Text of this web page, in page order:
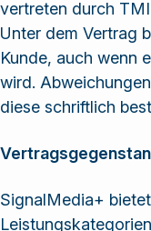
vertreten durch
Unter dem Vertrag
Kunde, auch wenn
wird.
diese schriftlich
SignalMedia+